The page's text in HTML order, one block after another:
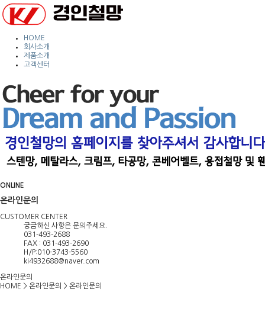
HOME
회사소개
제품소개
고객센터
ONLINE
온라인문의
CUSTOMER CENTER
궁금하신 사항은 문의주세요.
031-493-2688
FAX : 031-493-2690
H/P:010-3743-5560
ki4932688@naver.com
온라인문의
HOME > 온라인문의 > 온라인문의